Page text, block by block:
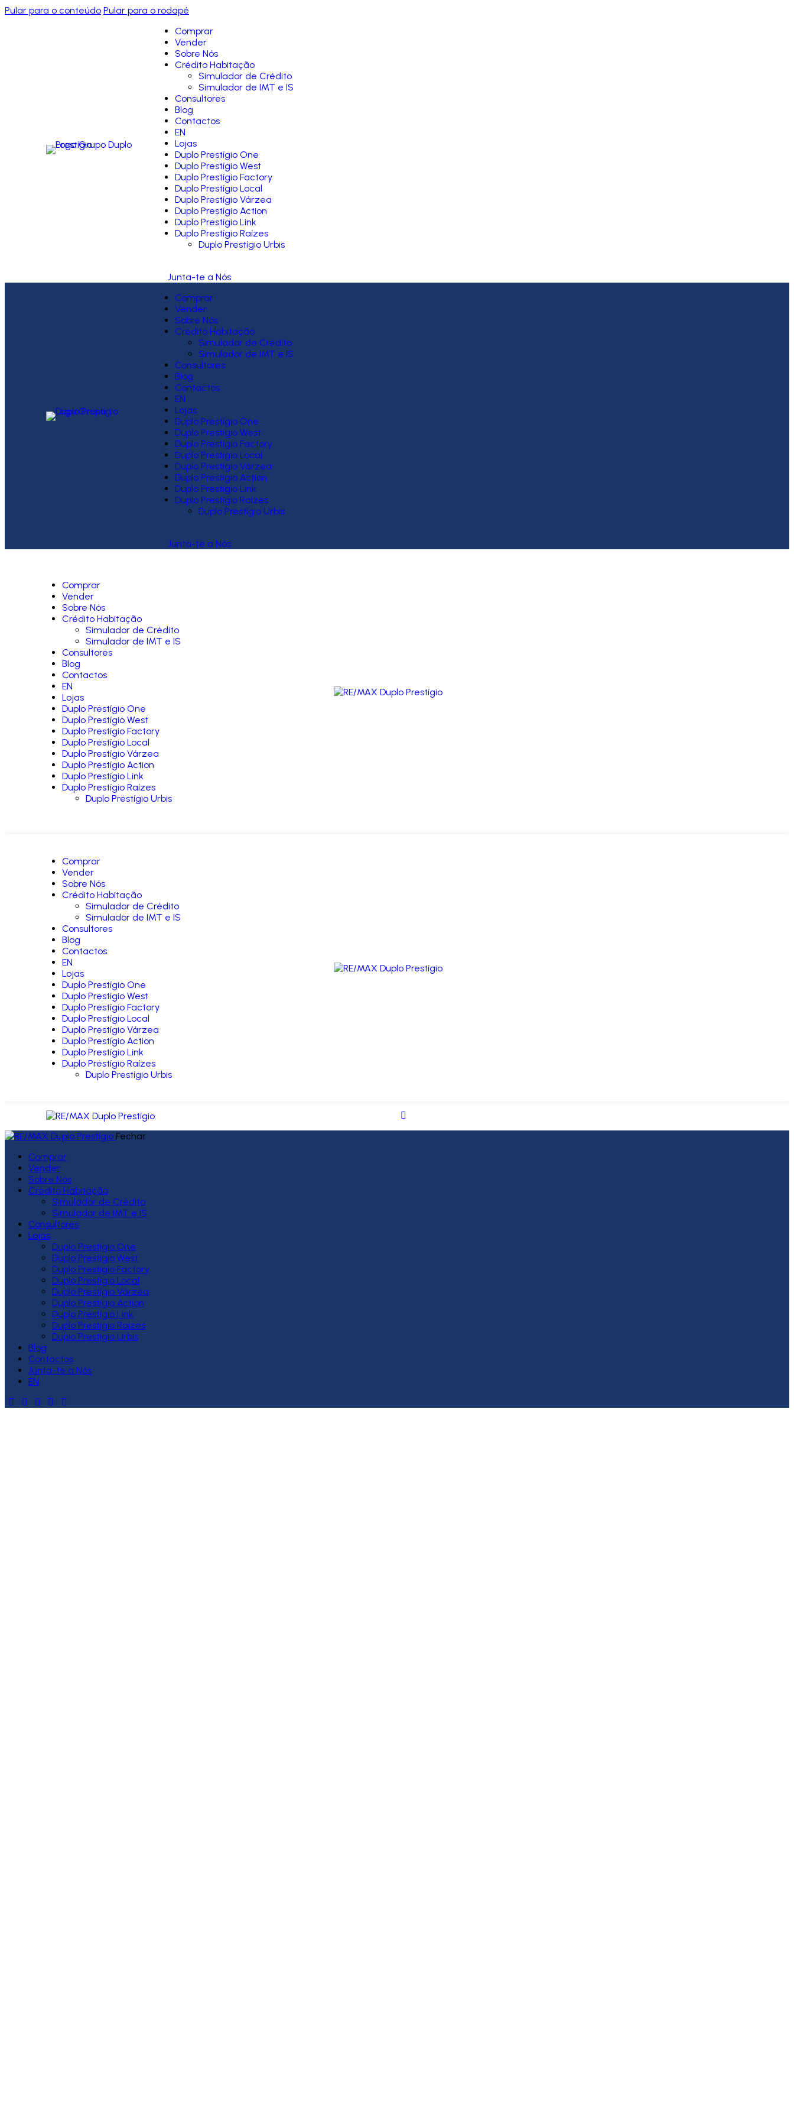
Pular para o conteúdo Pular para o rodapé
Comprar
Vender
Sobre Nós
Crédito Habitação
Simulador de Crédito
Simulador de IMT e IS
Consultores
Blog
Contactos
EN
Lojas
Duplo Prestígio One
Duplo Prestígio West
Duplo Prestígio Factory
Duplo Prestígio Local
Duplo Prestígio Várzea
Duplo Prestígio Action
Duplo Prestígio Link
Duplo Prestígio Raízes
Duplo Prestígio Urbis
Junta-te a Nós
Comprar
Vender
Sobre Nós
Crédito Habitação
Simulador de Crédito
Simulador de IMT e IS
Consultores
Blog
Contactos
EN
Lojas
Duplo Prestígio One
Duplo Prestígio West
Duplo Prestígio Factory
Duplo Prestígio Local
Duplo Prestígio Várzea
Duplo Prestígio Action
Duplo Prestígio Link
Duplo Prestígio Raízes
Duplo Prestígio Urbis
Junta-te a Nós
Comprar
Vender
Sobre Nós
Crédito Habitação
Simulador de Crédito
Simulador de IMT e IS
Consultores
Blog
Contactos
EN
Lojas
Duplo Prestígio One
Duplo Prestígio West
Duplo Prestígio Factory
Duplo Prestígio Local
Duplo Prestígio Várzea
Duplo Prestígio Action
Duplo Prestígio Link
Duplo Prestígio Raízes
Duplo Prestígio Urbis
Comprar
Vender
Sobre Nós
Crédito Habitação
Simulador de Crédito
Simulador de IMT e IS
Consultores
Blog
Contactos
EN
Lojas
Duplo Prestígio One
Duplo Prestígio West
Duplo Prestígio Factory
Duplo Prestígio Local
Duplo Prestígio Várzea
Duplo Prestígio Action
Duplo Prestígio Link
Duplo Prestígio Raízes
Duplo Prestígio Urbis
Fechar
Comprar
Vender
Sobre Nós
Crédito Habitação
Simulador de Crédito
Simulador de IMT e IS
Consultores
Lojas
Duplo Prestígio One
Duplo Prestígio West
Duplo Prestígio Factory
Duplo Prestígio Local
Duplo Prestígio Várzea
Duplo Prestígio Action
Duplo Prestígio Link
Duplo Prestígio Raízes
Duplo Prestígio Urbis
Blog
Contactos
Junta-te a Nós
EN